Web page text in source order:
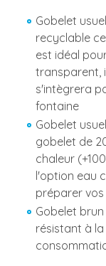
Gobelet
recyclable
est idéal
transparent,
s'intègrera
fontaine
Gobelet
gobelet de
chaleur
l'option eau
préparer vos
Gobelet
résistant à